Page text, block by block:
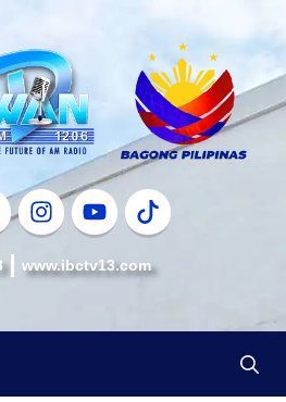
www.ibctv13.com